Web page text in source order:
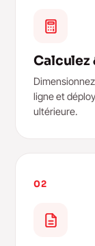
Calculez
ligne et
ultérieure.
02